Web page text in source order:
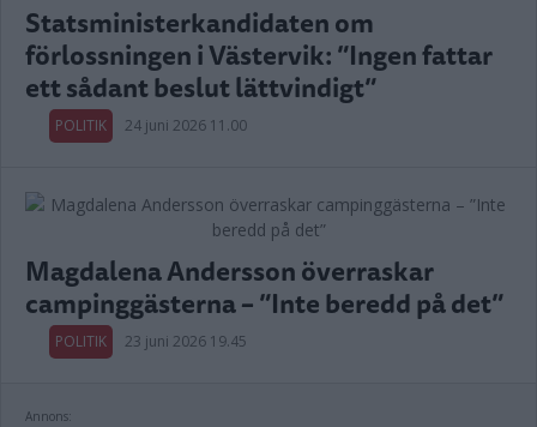
Statsministerkandidaten om
förlossningen i Västervik: ”Ingen fattar
ett sådant beslut lättvindigt”
POLITIK 24 juni 2026 11.00
Magdalena Andersson överraskar
campinggästerna – ”Inte beredd på det”
POLITIK 23 juni 2026 19.45
Annons: